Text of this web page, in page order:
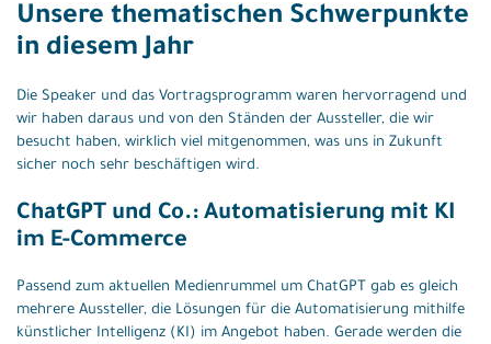
Unsere thematischen Schwerpunkte
in diesem Jahr
Die Speaker und das Vortragsprogramm waren hervorragend und
wir haben daraus und von den Ständen der Aussteller, die wir
besucht haben, wirklich viel mitgenommen, was uns in Zukunft
sicher noch sehr beschäftigen wird.
ChatGPT und Co.: Automatisierung mit KI
im E-Commerce
Passend zum aktuellen Medienrummel um ChatGPT gab es gleich
mehrere Aussteller, die Lösungen für die Automatisierung mithilfe
künstlicher Intelligenz (KI) im Angebot haben. Gerade werden die